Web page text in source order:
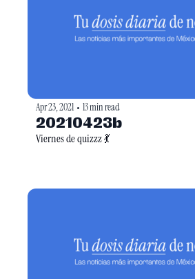
Apr 23, 2021 • 13 min read
20210423b
Viernes de quizzz 💃